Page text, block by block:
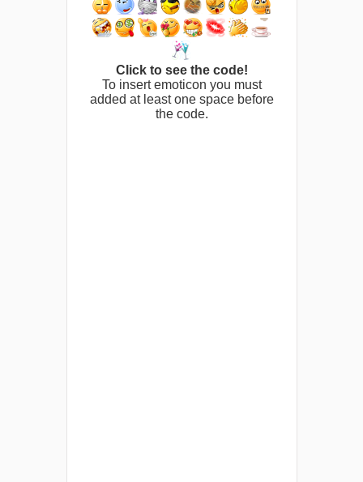
Click to see the code!
To insert emoticon you must
added at least one space before
the code.